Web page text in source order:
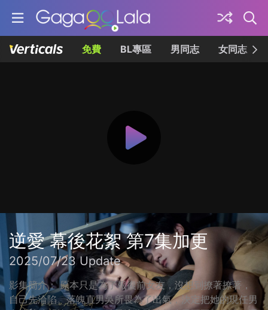
免費 BL專區 男同志 女同志
逆愛 幕後花絮 第7集加更
2025/07/23 Update
影集簡介： 原本只是為了報復前女友，沒想到撩著撩著，
自己先淪陷。落魄直男吳所畏為了出氣，決定把她的現任男